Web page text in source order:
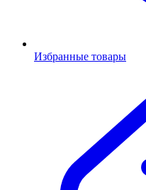
Избранные товары